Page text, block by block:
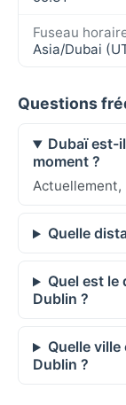
Fuseau
Asia/Dubai
Questions
Dubaï est-
moment ?
Actuellement,
Quelle
Quel est le
Dublin ?
Quelle
Dublin ?